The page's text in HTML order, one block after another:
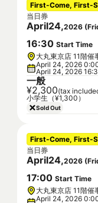
First-Come, First-
当日券
April24,2026 (
16:30 Start Time
大丸東京店 11階催
April 24, 2026
April 24, 2026
一般
¥2,300(tax
小学生（¥1,300）
Sold Out
First-Come, First-
当日券
April24,2026 (
17:00 Start Time
大丸東京店 11階催
April 24, 2026